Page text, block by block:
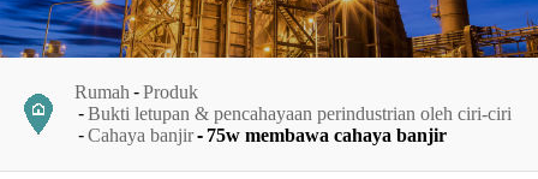
Rumah
Produk
Bukti letupan & pencahayaan perindustrian oleh ciri-ciri
Cahaya banjir
75w membawa cahaya banjir